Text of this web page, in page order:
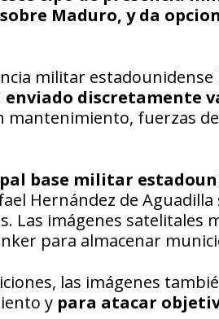
Maduro, y da
militar
discretamente
mantenimiento, fuerzas
base militar
Hernández de
Las imágenes satelitales
para almacenar
las imágenes
y para atacar